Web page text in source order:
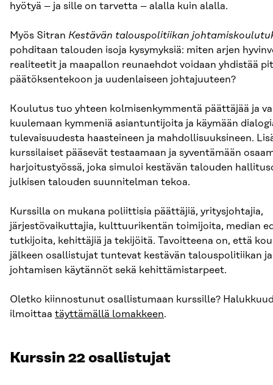
hyötyä – ja sille on tarvetta – alalla kuin alalla.
Myös Sitran Kestävän talouspolitiikan
pohditaan talouden isoja kysymyksiä: miten arjen
realiteetit ja maapallon reunaehdot voidaan yhdistää
päätöksentekoon ja uudenlaiseen johtajuuteen?
Koulutus tuo yhteen kolmisenkymmentä päättäjää ja
kuulemaan kymmeniä asiantuntijoita ja käymään
tulevaisuudesta haasteineen ja mahdollisuuksineen.
kurssilaiset pääsevät testaamaan ja syventämään
harjoitustyössä, joka simuloi kestävän talouden
julkisen talouden suunnitelman tekoa.
Kurssilla on mukana poliittisia päättäjiä, yritysjohtajia,
järjestövaikuttajia, kulttuurikentän toimijoita, median
tutkijoita, kehittäjiä ja tekijöitä. Tavoitteena on, että
jälkeen osallistujat tuntevat kestävän talouspolitiikan ja
johtamisen käytännöt sekä kehittämistarpeet.
Oletko kiinnostunut osallistumaan kurssille?
ilmoittaa täyttämällä lomakkeen.
Kurssin 22 osallistujat